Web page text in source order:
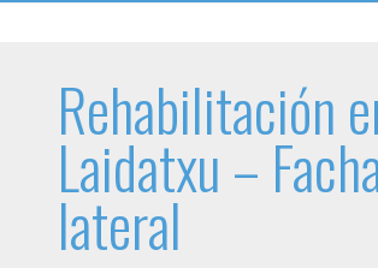
Rehabilitación
Laidatxu –
lateral